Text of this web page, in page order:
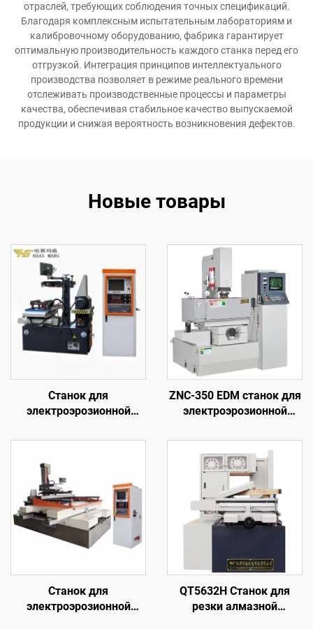
отраслей, требующих соблюдения точных спецификаций.
Благодаря комплексным испытательным лабораториям и
калибровочному оборудованию, фабрика гарантирует
оптимальную производительность каждого станка перед его
отгрузкой. Интеграция принципов интеллектуального
производства позволяет в режиме реального времени
отслеживать производственные процессы и параметры
качества, обеспечивая стабильное качество выпускаемой
продукции и снижая вероятность возникновения дефектов.
Новые товары
Станок для
электроэрозионной
электродом
ZNC-350 EDM станок для
электроэрозионной
Станок для
электроэрозионной
QT5632H Станок для
резки алмазной